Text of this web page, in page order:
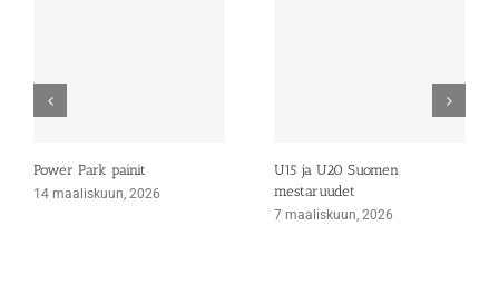
Power Park painit
14 maaliskuun, 2026
U15 ja U20 Suomen
mestaruudet
7 maaliskuun, 2026